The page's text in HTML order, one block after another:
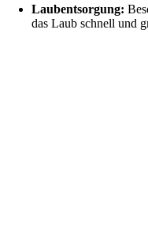
Laubentsorgung:
das Laub schnell und